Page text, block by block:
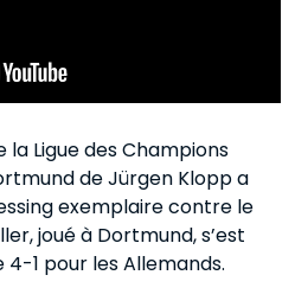
Ligue des Champions
de Jürgen Klopp a
exemplaire contre le
joué à Dortmund, s’est
1 pour les Allemands.